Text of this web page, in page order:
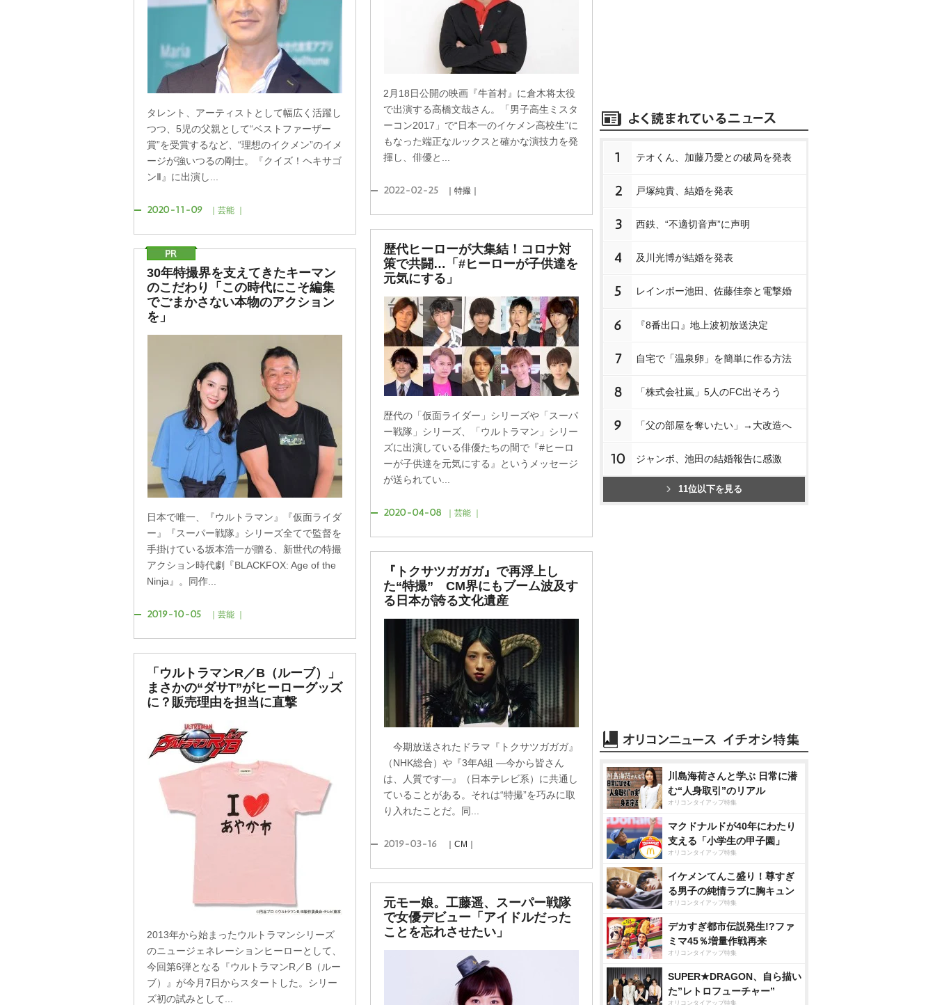
2月18日公開の映画『牛首村』に倉木将太役
で出演する高橋文哉さん。「男子高生ミスタ
ーコン2017」で“日本一のイケメン高校生”に
もなった端正なルックスと確かな演技力を発
揮し、俳優と...
2022-02-25 ｜特撮｜
タレント、アーティストとして幅広く活躍し
つつ、5児の父親として“ベストファーザー
賞”を受賞するなど、“理想のイクメン”のイメ
ージが強いつるの剛士。『クイズ！ヘキサゴ
ンⅡ』に出演し...
2020-11-09 ｜芸能 ｜
歴代ヒーローが大集結！コロナ対
策で共闘…「#ヒーローが子供達を
元気にする」
歴代の「仮面ライダー」シリーズや「スーパ
ー戦隊」シリーズ、「ウルトラマン」シリー
ズに出演している俳優たちの間で『#ヒーロ
ーが子供達を元気にする』というメッセージ
が送られてい...
2020-04-08 ｜芸能 ｜
30年特撮界を支えてきたキーマン
のこだわり「この時代にこそ編集
でごまかさない本物のアクション
を」
日本で唯一、『ウルトラマン』『仮面ライダ
ー』『スーパー戦隊』シリーズ全てで監督を
手掛けている坂本浩一が贈る、新世代の特撮
アクション時代劇『BLACKFOX: Age of the
Ninja』。同作...
2019-10-05 ｜芸能 ｜
『トクサツガガガ』で再浮上し
た“特撮” CM界にもブーム波及す
る日本が誇る文化遺産
今期放送されたドラマ『トクサツガガガ』
（NHK総合）や『3年A組 ―今から皆さん
は、人質です―』（日本テレビ系）に共通し
ていることがある。それは“特撮”を巧みに取
り入れたことだ。同...
2019-03-16 ｜CM｜
「ウルトラマンR／B（ルーブ）」
まさかの“ダサT”がヒーローグッズ
に？販売理由を担当に直撃
2013年から始まったウルトラマンシリーズ
のニュージェネレーションヒーローとして、
今回第6弾となる『ウルトラマンR／B（ルー
ブ）』が今月7日からスタートした。シリー
ズ初の試みとして...
元モー娘。工藤遥、スーパー戦隊
で女優デビュー「アイドルだった
ことを忘れさせたい」
1 テオくん、加藤乃愛との破局を発表
2 戸塚純貴、結婚を発表
3 西鉄、“不適切音声”に声明
4 及川光博が結婚を発表
5 レインボー池田、佐藤佳奈と電撃婚
6 『8番出口』地上波初放送決定
7 自宅で「温泉卵」を簡単に作る方法
8 「株式会社嵐」5人のFC出そろう
9 「父の部屋を奪いたい」→大改造へ
10 ジャンボ、池田の結婚報告に感激
11位以下を見る
川島海荷さんと学ぶ 日常に潜
む“人身取引”のリアル
オリコンタイアップ特集
マクドナルドが40年にわたり
支える「小学生の甲子園」
オリコンタイアップ特集
イケメンてんこ盛り！尊すぎ
る男子の純情ラブに胸キュン
オリコンタイアップ特集
デカすぎ都市伝説発生!?ファ
ミマ45％増量作戦再来
オリコンタイアップ特集
SUPER★DRAGON、自ら描い
た”レトロフューチャー”
オリコンタイアップ特集